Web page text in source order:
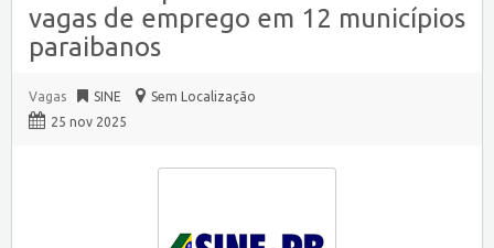
vagas de emprego em 12 municípios
paraibanos
Vagas SINE
Sem Localização
25 nov 2025